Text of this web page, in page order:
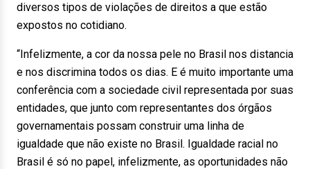
diversos tipos de violações de direitos a que estão
expostos no cotidiano.
“Infelizmente, a cor da nossa pele no Brasil nos distancia
e nos discrimina todos os dias. E é muito importante uma
conferência com a sociedade civil representada por suas
entidades, que junto com representantes dos órgãos
governamentais possam construir uma linha de
igualdade que não existe no Brasil. Igualdade racial no
Brasil é só no papel, infelizmente, as oportunidades não